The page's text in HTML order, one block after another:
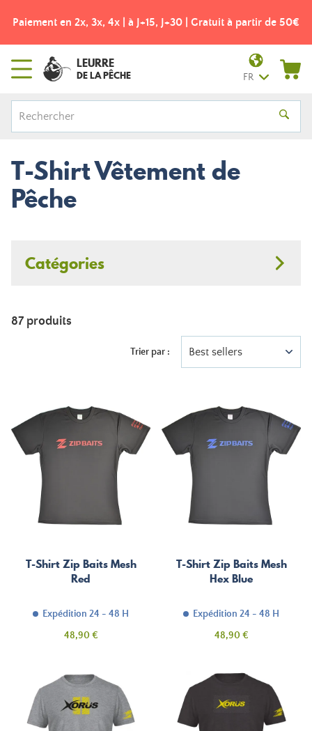
Paiement en 2x, 3x, 4x | à J+15, J+30 | Gratuit à partir de 50€
LEURRE
DE LA PÊCHE FR
T-Shirt Vêtement de
Pêche
Catégories
87 produits
Trier par : Best sellers
T-Shirt Zip Baits Mesh
Red
Expédition 24 - 48 H
Prix
48,90 €
T-Shirt Zip Baits Mesh
Hex Blue
Expédition 24 - 48 H
Prix
48,90 €